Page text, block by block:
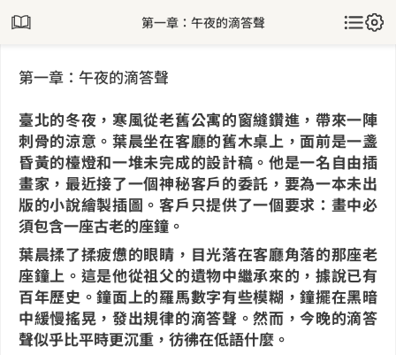
第一章：午夜的滴答聲
第一章：午夜的滴答聲
臺北的冬夜，寒風從老舊公寓的窗縫鑽進，帶來一陣
刺骨的涼意。葉晨坐在客廳的舊木桌上，面前是一盞
昏黃的檯燈和一堆未完成的設計稿。他是一名自由插
畫家，最近接了一個神秘客戶的委託，要為一本未出
版的小說繪製插圖。客戶只提供了一個要求：畫中必
須包含一座古老的座鐘。
葉晨揉了揉疲憊的眼睛，目光落在客廳角落的那座老
座鐘上。這是他從祖父的遺物中繼承來的，據說已有
百年歷史。鐘面上的羅馬數字有些模糊，鐘擺在黑暗
中緩慢搖晃，發出規律的滴答聲。然而，今晚的滴答
聲似乎比平時更沉重，彷彿在低語什麼。